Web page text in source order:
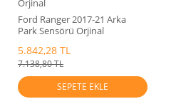
Orjinal
Ford Ranger 2017-21 Arka
Park Sensörü Orjinal
5.842,28 TL
7.138,80 TL
SEPETE EKLE